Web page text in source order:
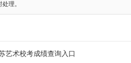
理。
艺术校考成绩查询入口